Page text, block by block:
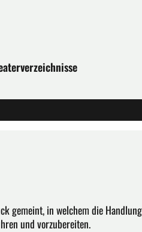
gemeint, in welchem die Handlung
und vorzubereiten.